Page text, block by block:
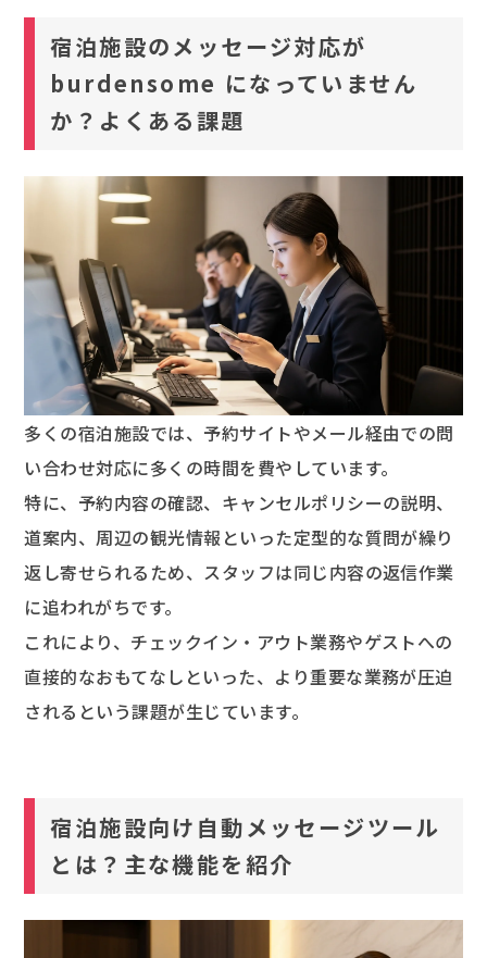
宿泊施設のメッセージ対応が
burdensome になっていません
か？よくある課題
多くの宿泊施設では、予約サイトやメール経由での問
い合わせ対応に多くの時間を費やしています。
特に、予約内容の確認、キャンセルポリシーの説明、
道案内、周辺の観光情報といった定型的な質問が繰り
返し寄せられるため、スタッフは同じ内容の返信作業
に追われがちです。
これにより、チェックイン・アウト業務やゲストへの
直接的なおもてなしといった、より重要な業務が圧迫
されるという課題が生じています。
宿泊施設向け自動メッセージツール
とは？主な機能を紹介